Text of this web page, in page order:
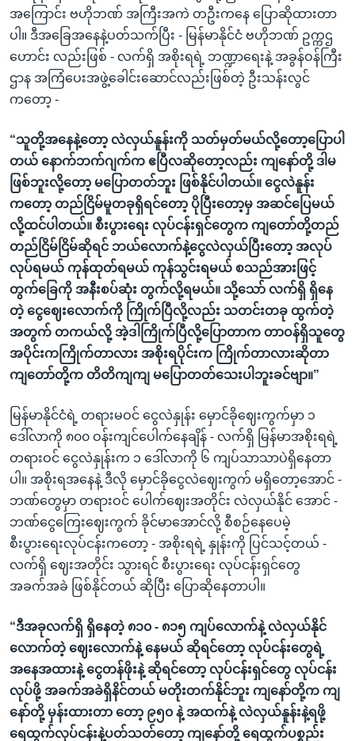
အကြောင်း ဗဟိုဘဏ် အကြီးအကဲ တဦးကနေ ပြောဆိုထားတာ
ပါ။ ဒီအခြေအနေနဲ့ပတ်သက်ပြီး - မြန်မာနိုင်ငံ ဗဟိုဘဏ် ဥက္ကဌ
ဟောင်း လည်းဖြစ် - လက်ရှိ အစိုးရရဲ့ ဘဏ္ဍာရေးနဲ့ အခွန်ဝန်ကြီး
ဌာန အကြံပေးအဖွဲ့ခေါင်းဆောင်လည်းဖြစ်တဲ့ ဦးသန်းလွင်
ကတော့ -
“သူတို့အနေနဲ့တော့ လဲလှယ်နူန်းကို သတ်မှတ်မယ်လို့တော့ပြောပါ
တယ် နောက်ဘက်ဂျက်က ဧပြီလဆိုတော့လည်း ကျနော်တို့ ဒါမ
ဖြစ်ဘူးလို့တော့ မပြောတတ်ဘူး ဖြစ်နိုင်ပါတယ်။ ငွေလဲနူန်း
ကတော့ တည်ငြိမ်မူတခုရှိရင်တော့ ပိုပြီးတော့မှ အဆင်ပြေမယ်
လို့ထင်ပါတယ်။ စီးပွားရေး လုပ်ငန်းရှင်တွေက ကျတော်တို့တည်
တည်ငြိမ်ငြိမ်ဆိုရင် ဘယ်လောက်နဲ့ငွေလဲလှယ်ပြီးတော့ အလုပ်
လုပ်ရမယ် ကုန်ထုတ်ရမယ် ကုန်သွင်းရမယ် စသည်အားဖြင့်
တွက်ခြေကို အနီးစပ်ဆုံး တွက်လို့ရမယ်။ သို့သော် လက်ရှိ ရှိနေ
တဲ့ ငွေဈေးလောက်ကို ကြိုက်ပြီလို့လည်း သတင်းတခု ထွက်တဲ့
အတွက် တကယ်လို့ အဲ့ဒါကြိုက်ပြီလို့ပြောတာက တာဝန်ရှိသူတွေ
အပိုင်းကကြိုက်တာလား အစိုးရပိုင်းက ကြိုက်တာလားဆိုတာ
ကျတော်တို့က တိတိကျကျ မပြောတတ်သေးပါဘူးခင်ဗျာ။”
မြန်မာနိုင်ငံရဲ့ တရားမဝင် ငွေလဲနှုန်း မှောင်ခိုဈေးကွက်မှာ ၁
ဒေါ်လာကို ၈၀၀ ဝန်းကျင်ပေါက်နေချိန် - လက်ရှိ မြန်မာအစိုးရရဲ့
တရားဝင် ငွေလဲနှုန်းက ၁ ဒေါ်လာကို ၆ ကျပ်သာသာပဲရှိနေတာ
ပါ။ အစိုးရအနေနဲ့ ဒီလို မှောင်ခိုငွေလဲဈေးကွက် မရှိတော့အောင် -
ဘဏ်တွေမှာ တရားဝင် ပေါက်ဈေးအတိုင်း လဲလှယ်နိုင် အောင် -
ဘဏ်ငွေကြေးဈေးကွက် ခိုင်မာအောင်လို့ စီစဉ်နေပေမဲ့
စီးပွားရေးလုပ်ငန်းကတော့ - အစိုးရရဲ့ နှုန်းကို ပြင်သင့်တယ် -
လက်ရှိ ဈေးအတိုင်း သွားရင် စီးပွားရေး လုပ်ငန်းရှင်တွေ
အခက်အခဲ ဖြစ်နိုင်တယ် ဆိုပြီး ပြောဆိုနေတာပါ။
“ဒီအခုလက်ရှိ ရှိနေတဲ့ ၈၁၀ - ၈၁၅ ကျပ်လောက်နဲ့ လဲလှယ်နိုင်
လောက်တဲ့ ဈေးလောက်နဲ့ နေမယ် ဆိုရင်တော့ လုပ်ငန်းတွေရဲ့
အနေအထားနဲ့ ငွေတန်ဖိုးနဲ့ ဆိုရင်တော့ လုပ်ငန်းရှင်တွေ လုပ်ငန်း
လုပ်ဖို့ အခက်အခဲရှိနိင်တယ် မတိုးတက်နိုင်ဘူး ကျနော်တို့က ကျ
နော်တို့ မှန်းထားတာ တော့ ၉၅၀ နဲ့ အထက်နဲ့ လဲလှယ်နူန်းနဲ့ရဖို့
ရေထွက်လုပ်ငန်းနဲ့ပတ်သတ်တော့ ကျနော်တို့ ရေထွက်ပစ္စည်း